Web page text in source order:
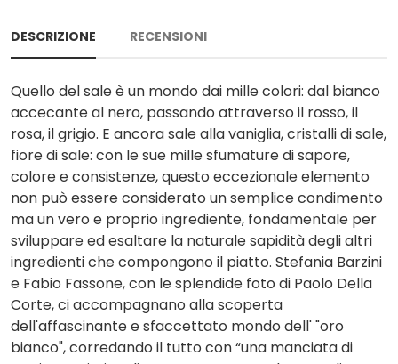
DESCRIZIONE RECENSIONI
Quello del sale è un mondo dai mille colori: dal bianco
accecante al nero, passando attraverso il rosso, il
rosa, il grigio. E ancora sale alla vaniglia, cristalli di sale,
fiore di sale: con le sue mille sfumature di sapore,
colore e consistenze, questo eccezionale elemento
non può essere considerato un semplice condimento
ma un vero e proprio ingrediente, fondamentale per
sviluppare ed esaltare la naturale sapidità degli altri
ingredienti che compongono il piatto. Stefania Barzini
e Fabio Fassone, con le splendide foto di Paolo Della
Corte, ci accompagnano alla scoperta
dell'affascinante e sfaccettato mondo dell' "oro
bianco", corredando il tutto con “una manciata di